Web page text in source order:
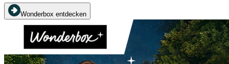
Wonderbox entdecken